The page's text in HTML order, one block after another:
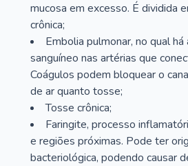
mucosa em excesso. É dividida
crônica;
Embolia pulmonar, no qual
sanguíneo nas artérias que
Coágulos podem bloquear o
de ar quanto tosse;
Tosse crônica;
Faringite, processo
e regiões próximas. Pode ter
bacteriológica, podendo causar